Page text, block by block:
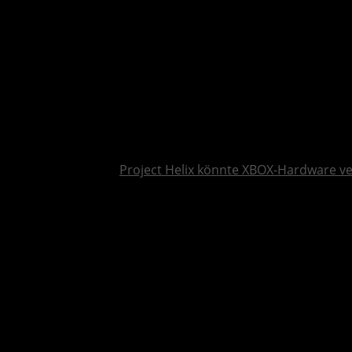
Project Helix könnte XBOX-Hardware